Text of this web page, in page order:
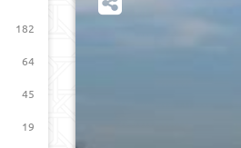
182
64
45
19